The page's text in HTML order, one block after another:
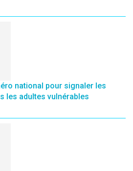
national pour signaler les
les adultes vulnérables